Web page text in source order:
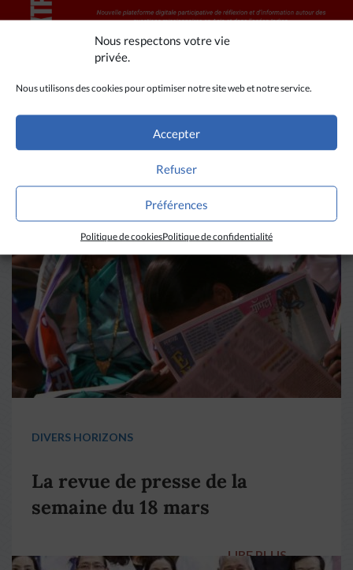
Nous respectons votre vie
privée.
Nous utilisons des cookies pour optimiser notre site web et notre service.
Accepter
Refuser
Préférences
Politique de cookiesPolitique de confidentialité
A LIRE AUSSI
DIVERS HORIZONS
La revue de presse de la
semaine du 18 mars
LIRE PLUS →